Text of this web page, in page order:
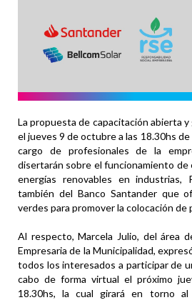
La propuesta de capacitación abierta
el jueves 9 de octubre a las 18.30hs
cargo de profesionales de la
disertarán sobre el funcionamiento
energías renovables en industrias,
también del Banco Santander que
verdes para promover la colocación
Al respecto, Marcela Julio, del área
Empresaria de la Municipalidad,
todos los interesados a participar de
cabo de forma virtual el próximo
18.30hs, la cual girará en torno al